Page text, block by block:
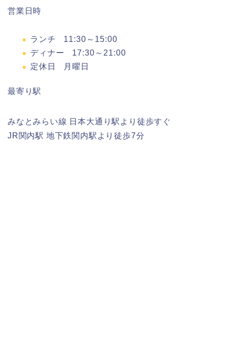
営業日時
ランチ 11:30～15:00
ディナー 17:30～21:00
定休日 月曜日
最寄り駅
みなとみらい線 日本大通り駅より徒歩すぐ
JR関内駅 地下鉄関内駅より徒歩7分